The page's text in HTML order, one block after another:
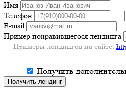
Имя
Телефон
E-mail
Пример понравившегося лендинга
Примеры лендингов на сайте:
Получить
Получить лендинг